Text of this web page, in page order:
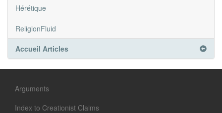
Hérétique
ReligionFluid
Accueil Articles
Arguments
Index to Creationist Claims